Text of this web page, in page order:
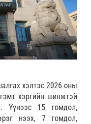
хэлтэс 2026 оны
хэргийн шинжтэй
Үүнээс 15 гомдол,
нээх, 7 гомдол,